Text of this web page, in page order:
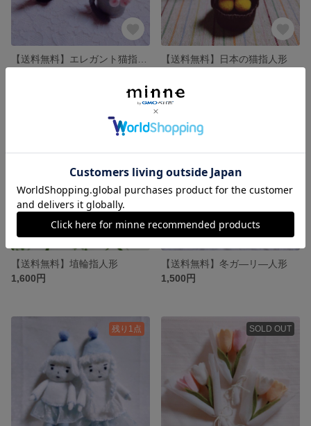
【送料無料】日本の猫指人形
SOLD OUT
【送料無料】埴輪指人形
1,600円
【送料無料】冬ガ―リ―人形
1,500円
残り1点 SOLD OUT